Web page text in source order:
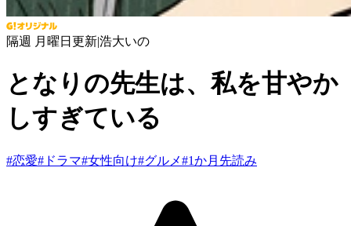
隔週 月曜日更新|浩大いの
となりの先生は、私を甘やか
しすぎている
#恋愛# ドラマ#女性向け#グルメ#1か月先読み